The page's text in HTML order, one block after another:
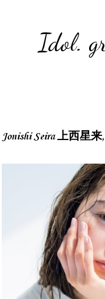
Idol.
Jonishi Seira 上西星